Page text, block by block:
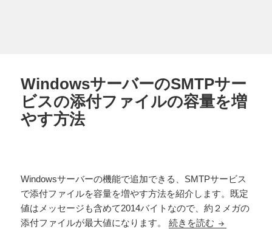
WindowsサーバーのSMTPサー
ビスの添付ファイルの容量を増
やす方法
Windowsサーバーの機能で追加できる、SMTPサービス
で添付ファイルを容量を増やす方法を紹介します。既定
値はメッセージも含めて2014バイトなので、約２メガの
添付ファイルが最大値になります。続きを読む Windowsサ